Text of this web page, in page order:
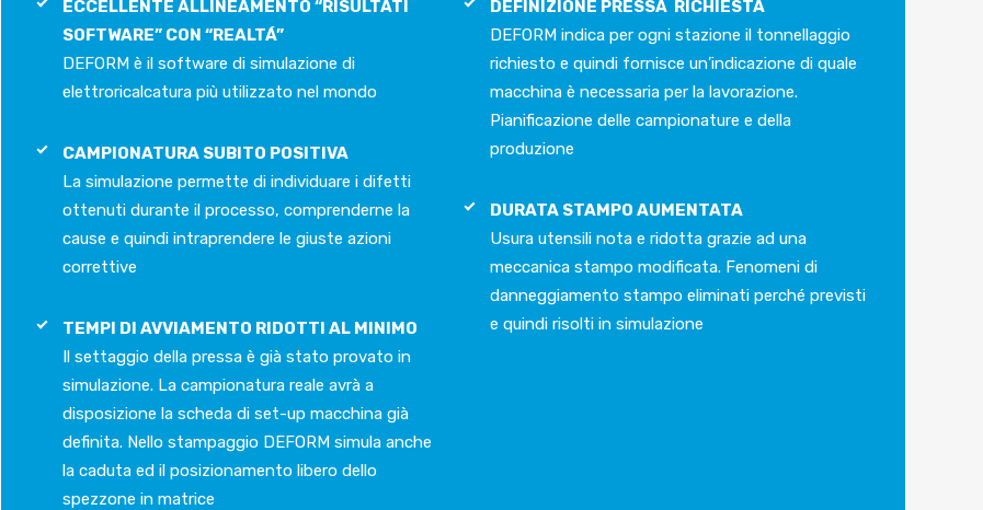
ECCELLENTE ALLINEAMENTO “RISULTATI
SOFTWARE” CON “REALTÁ”
DEFORM è il software di simulazione di
elettroricalcatura più utilizzato nel mondo
CAMPIONATURA SUBITO POSITIVA
La simulazione permette di individuare i difetti
ottenuti durante il processo, comprenderne la
cause e quindi intraprendere le giuste azioni
correttive
TEMPI DI AVVIAMENTO RIDOTTI AL MINIMO
Il settaggio della pressa è già stato provato in
simulazione. La campionatura reale avrà a
disposizione la scheda di set-up macchina già
definita. Nello stampaggio DEFORM simula anche
la caduta ed il posizionamento libero dello
spezzone in matrice
DEFINIZIONE PRESSA RICHIESTA
DEFORM indica per ogni stazione il tonnellaggio
richiesto e quindi fornisce un’indicazione di quale
macchina è necessaria per la lavorazione.
Pianificazione delle campionature e della
produzione
DURATA STAMPO AUMENTATA
Usura utensili nota e ridotta grazie ad una
meccanica stampo modificata. Fenomeni di
danneggiamento stampo eliminati perché previsti
e quindi risolti in simulazione